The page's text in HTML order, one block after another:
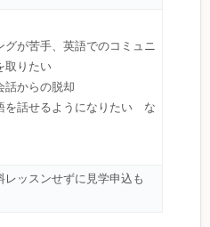
グが苦手、英語でのコミュニ
取りたい
話からの脱却
を話せるようになりたい な
ッスンせずに見学申込も